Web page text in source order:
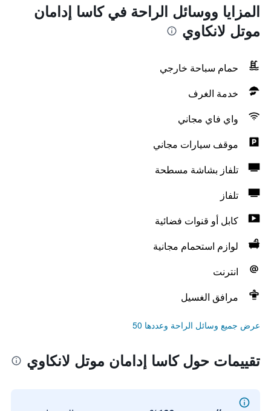
المزايا ووسائل الراحة في كاسا إدامان
موتل لانكاوي
حمام سباحة خارجي
خدمة الغرف
واي فاي مجاني
موقف سيارات مجاني
تلفاز بشاشة مسطحة
تلفاز
كابل أو قنوات فضائية
لوازم استحمام مجانية
انترنت
مرافق الغسيل
عرض جميع وسائل الراحة وعددها 50
تقييمات حول كاسا إدامان موتل لانكاوي